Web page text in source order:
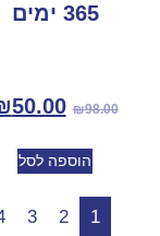
365 ימים
₪98.00
50.00
הוספה לסל
1
2
3